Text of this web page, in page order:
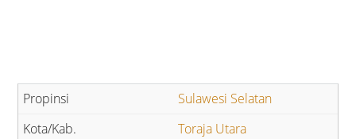
Sulawesi Selatan
Toraja Utara